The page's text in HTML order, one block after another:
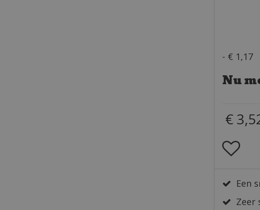
€ 3,
Nu
- € 1,17
Een
Zeer